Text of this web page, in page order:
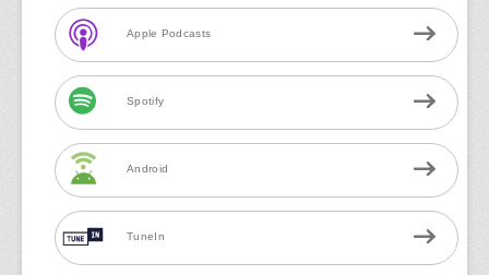
Apple Podcasts
Spotify
Android
TuneIn